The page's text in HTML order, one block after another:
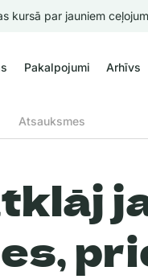
kursā par jauniem
Pakalpojumi Arhīvs
Atsauksmes